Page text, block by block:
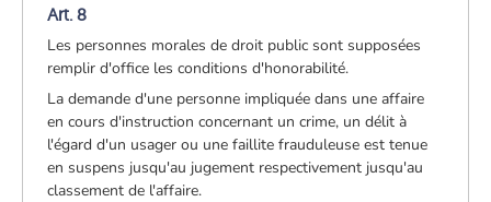
Art. 8
Les personnes morales de droit public sont supposées
remplir d'office les conditions d'honorabilité.
La demande d'une personne impliquée dans une affaire
en cours d'instruction concernant un crime, un délit à
l'égard d'un usager ou une faillite frauduleuse est tenue
en suspens jusqu'au jugement respectivement jusqu'au
classement de l'affaire.